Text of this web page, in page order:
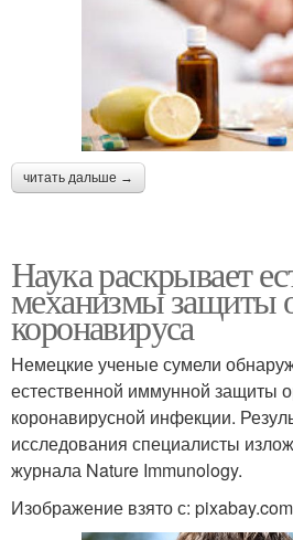
читать дальше →
Наука раскрывает
механизмы защиты
коронавируса
Немецкие ученые сумели
естественной иммунной защиты
коронавирусной инфекции.
исследования специалисты
журнала Nature Immunology.
Изображение взято с: pixabay.com